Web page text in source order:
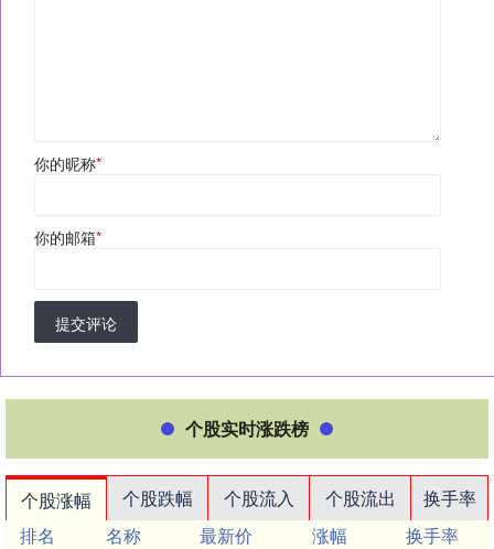
你的昵称*
你的邮箱*
提交评论
个股实时涨跌榜
个股涨幅 个股跌幅 个股流入 个股流出
换手率
排名
名称 最新价 涨幅
换手率